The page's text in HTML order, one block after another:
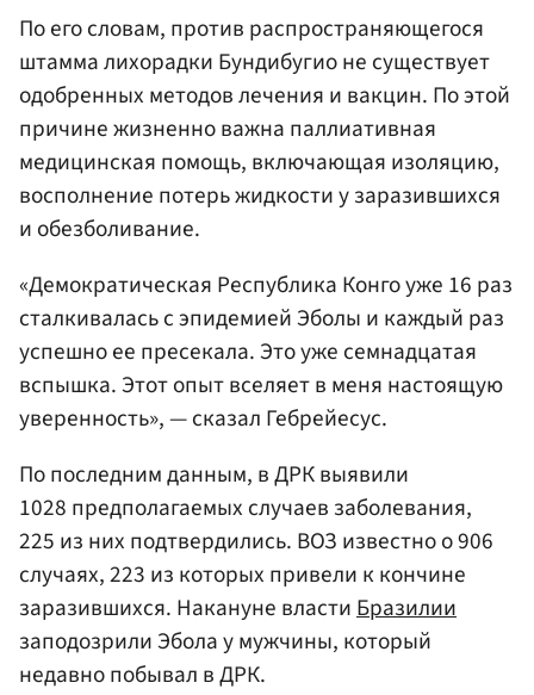
По его словам, против распространяющегося
штамма лихорадки Бундибугио не существует
одобренных методов лечения и вакцин. По этой
причине жизненно важна паллиативная
медицинская помощь, включающая изоляцию,
восполнение потерь жидкости у заразившихся
и обезболивание.
«Демократическая Республика Конго уже 16 раз
сталкивалась с эпидемией Эболы и каждый раз
успешно ее пресекала. Это уже семнадцатая
вспышка. Этот опыт вселяет в меня настоящую
уверенность», — сказал Гебрейесус.
По последним данным, в ДРК выявили
1028 предполагаемых случаев заболевания,
225 из них подтвердились. ВОЗ известно о 906
случаях, 223 из которых привели к кончине
заразившихся. Накануне властиБразилии
заподозрили Эбола у мужчины, который
недавно побывал в ДРК.